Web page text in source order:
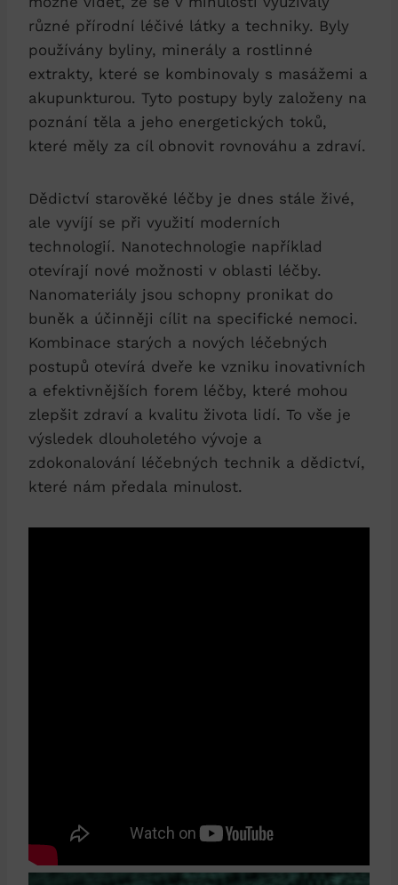
různé přírodní léčivé látky a techniky. Byly
používány byliny, minerály a rostlinné
extrakty, které se kombinovaly s masážemi a
akupunkturou. Tyto postupy byly založeny na
poznání těla a jeho energetických toků,
které měly za cíl obnovit rovnováhu a zdraví.
Dědictví starověké léčby je dnes stále živé,
ale vyvíjí se při využití moderních
technologií. Nanotechnologie například
otevírají nové možnosti v oblasti léčby.
Nanomateriály jsou schopny pronikat do
buněk a účinněji cílit na specifické nemoci.
Kombinace starých a nových léčebných
postupů otevírá dveře ke vzniku inovativních
a efektivnějších forem léčby, které mohou
zlepšit zdraví a kvalitu života lidí. To vše je
výsledek dlouholetého vývoje a
zdokonalování léčebných technik a dědictví,
které nám předala minulost.